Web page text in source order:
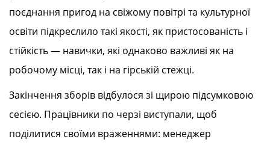
поєднання пригод на свіжому повітрі та культурної
освіти підкреслило такі якості, як пристосованість і
стійкість — навички, які однаково важливі як на
робочому місці, так і на гірській стежці.
Закінчення зборів відбулося зі щирою підсумковою
сесією. Працівники по черзі виступали, щоб
поділитися своїми враженнями: менеджер